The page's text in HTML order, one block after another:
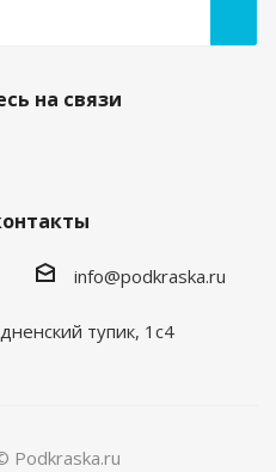
на связи
info@podkraska.ru
тупик, 1с4
Podkraska.ru